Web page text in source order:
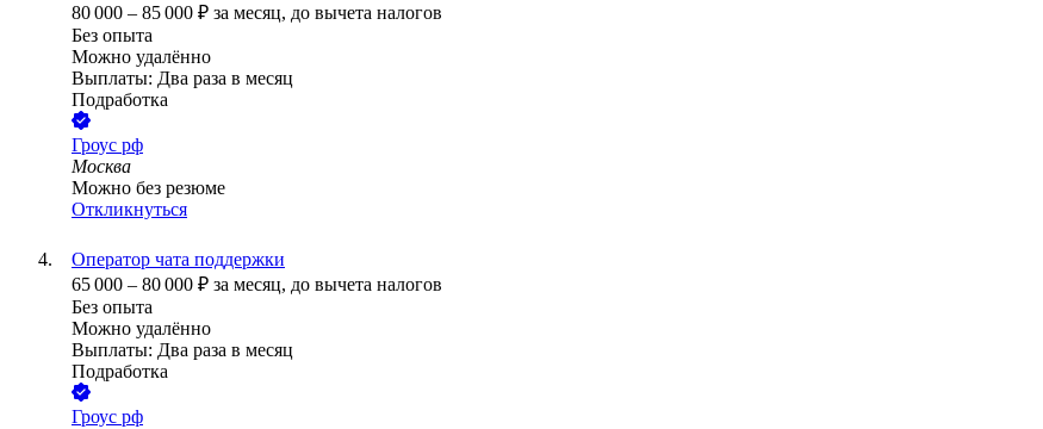
80 000 – 85 000 ₽ за месяц, до вычета налогов
Без опыта
Можно удалённо
Выплаты: Два раза в месяц
Подработка
Гроус рф
Москва
Можно без резюме
Откликнуться
Оператор чата поддержки
65 000 – 80 000 ₽ за месяц, до вычета налогов
Без опыта
Можно удалённо
Выплаты: Два раза в месяц
Подработка
Гроус рф